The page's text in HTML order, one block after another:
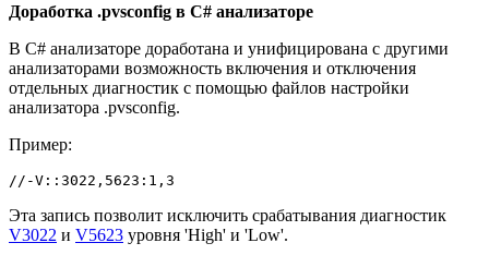
Доработка .pvsconfig в C# анализаторе
В C# анализаторе доработана и унифицирована с другими
анализаторами возможность включения и отключения
отдельных диагностик с помощью файлов настройки
анализатора .pvsconfig.
Пример:
//-V::3022,5623:1,3
Эта запись позволит исключить срабатывания диагностик
V3022 и V5623 уровня 'High' и 'Low'.